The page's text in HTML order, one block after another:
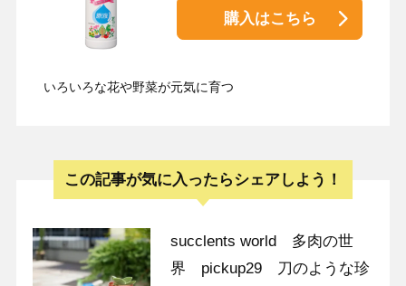
購入はこちら
いろいろな花や野菜が元気に育つ
この記事が気に入ったらシェアしよう！
succlents world 多肉の世
界 pickup29 刀のような珍